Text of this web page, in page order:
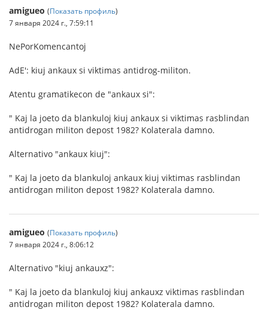
amigueo (Показать профиль)
7 января 2024 г., 7:59:11
NePorKomencantoj
AdE': kiuj ankaux si viktimas antidrog-militon.
Atentu gramatikecon de "ankaux si":
" Kaj la joeto da blankuloj kiuj ankaux si viktimas rasblindan
antidrogan militon depost 1982? Kolaterala damno.
Alternativo "ankaux kiuj":
" Kaj la joeto da blankuloj ankaux kiuj viktimas rasblindan
antidrogan militon depost 1982? Kolaterala damno.
amigueo (Показать профиль)
7 января 2024 г., 8:06:12
Alternativo "kiuj ankauxz":
" Kaj la joeto da blankuloj kiuj ankauxz viktimas rasblindan
antidrogan militon depost 1982? Kolaterala damno.